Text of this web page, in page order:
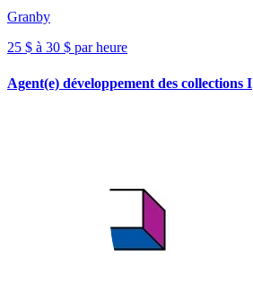
Granby
25 $ à 30 $ par heure
Agent(e) développement des collections I